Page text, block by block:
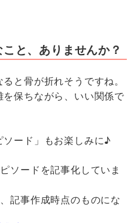
と、ありませんか？
と骨が折れそうですね。
保ちながら、いい関係で
ソード」もお楽しみに♪
ソードを記事化していま
記事作成時点のものにな